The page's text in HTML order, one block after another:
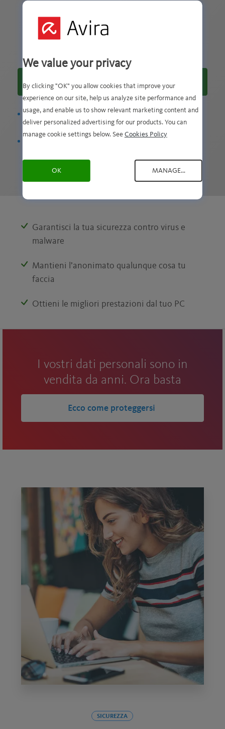
La nostra soluzione gratuita con tutti gli strumenti
essenziali
Download gratuito
Protezione antivirus gratuita, Password Manager e
Aggiornamento software
Garantisci la tua sicurezza contro virus e
malware
Mantieni l’anonimato qualunque cosa tu
faccia
Ottieni le migliori prestazioni dal tuo PC
I vostri dati personali sono in
vendita da anni. Ora basta
Ecco come proteggersi
SICUREZZA
We value your privacy
By clicking "OK" you allow cookies that improve your
experience on our site, help us analyze site performance and
usage, and enable us to show relevant marketing content and
deliver personalized advertising for our products. You can
manage cookie settings below. See Cookies Policy
OK MANAGE...